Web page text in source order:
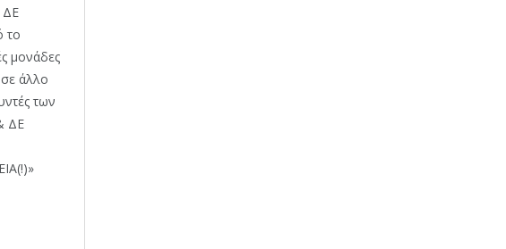
ΔΕ
το
μονάδες
σε άλλο
των
ΔΕ